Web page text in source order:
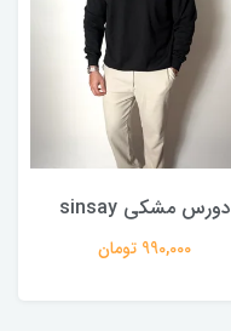
دورس مشکی sinsay
990,000 تومان